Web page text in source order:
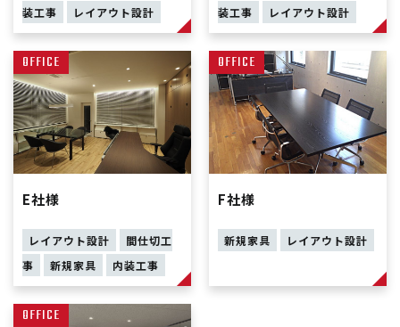
装工事
レイアウト設計
装工事
レイアウト設計
OFFICE
E社様
レイアウト設計
間仕切工
事
新規家具 内装工事
OFFICE
F社様
新規家具 レイアウト設計
OFFICE